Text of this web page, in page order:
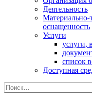
Деятельность
Материально-
оснащенность
Услуги
услуги,
список
Доступная
Найти: